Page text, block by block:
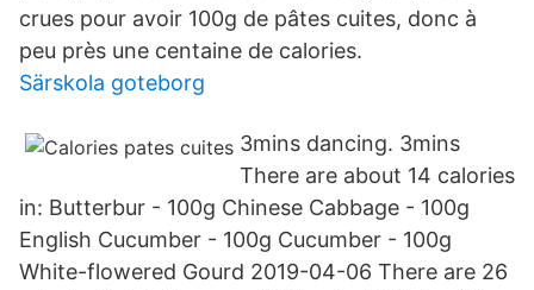
crues pour avoir 100g de pâtes cuites, donc à
peu près une centaine de calories.
Särskola goteborg
3mins dancing. 3mins
There are about 14 calories
in: Butterbur - 100g Chinese Cabbage - 100g
English Cucumber - 100g Cucumber - 100g
White-flowered Gourd 2019-04-06 There are 26